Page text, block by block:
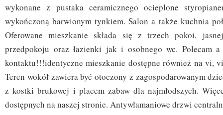
wykonane z pustaka ceramicznego ocieplone
wykończoną barwionym tynkiem. Salon a także kuchnia
Oferowane mieszkanie składa się z trzech pokoi,
przedpokoju oraz łazienki jak i osobnego wc. Polecam
kontaktu!!!identyczne mieszkanie dostępne również na vi,
Teren wokół zawiera być otoczony z zagospodarowanym
z kostki brukowej i placem zabaw dla najmłodszych.
dostępnych na naszej stronie. Antywłamaniowe drzwi